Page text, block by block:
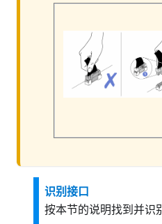
识别接口
按本节的说明找到并识